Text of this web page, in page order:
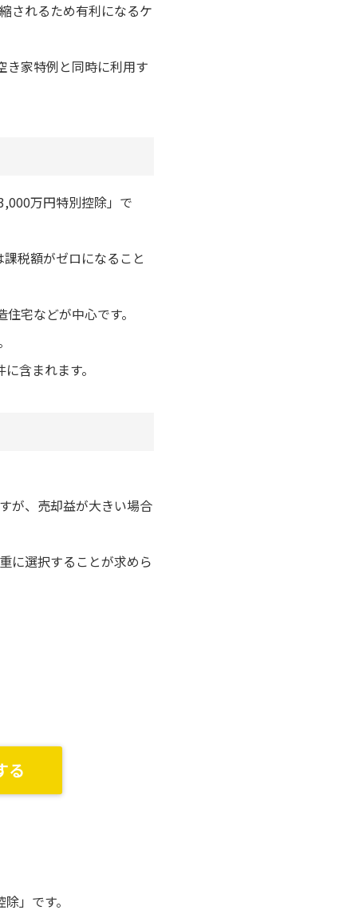
されるため有利になるケ
き家特例と同時に利用す
万円特別控除」で
税額がゼロになること
宅などが中心です。
含まれます。
が、売却益が大きい場合
に選択することが求めら
る
」です。